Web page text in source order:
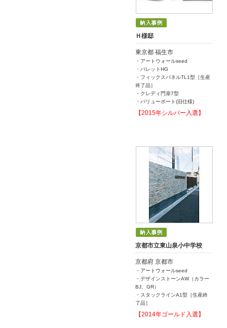
Ｈ様邸
東京都 福生市
・アートウォールseed
・パレットHG
・フィックスパネルTL1型［生産
終了品］
・クレディ門扉7型
・バリューポート(旧仕様)
【2015年シルバー入選】
京都市立東山泉小中学校
京都府 京都市
・アートウォールseed
・デザインストーンAW（カラー
BJ、GR）
・スタックラインA1型［生産終
了品］
【2014年ゴールド入選】